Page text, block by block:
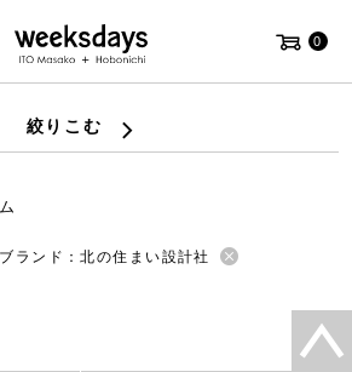
0
絞りこむ
ブランド：北の住まい設計社